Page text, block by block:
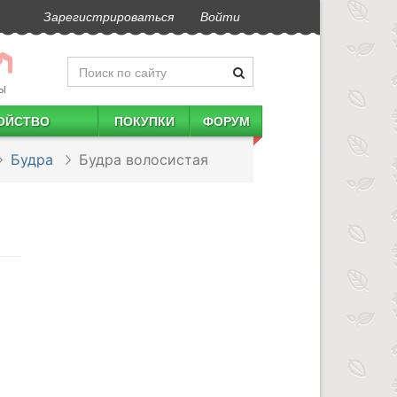
Зарегистрироваться Войти
ПОКУПКИ ФОРУМ
Будра Будра волосистая